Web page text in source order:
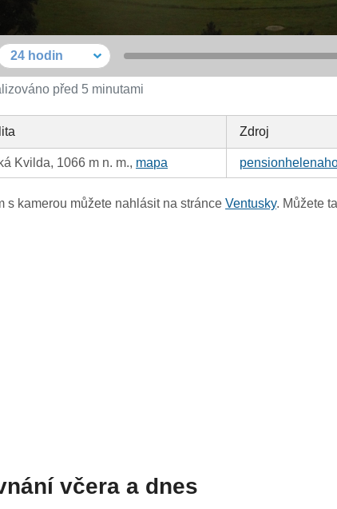
24 hodin
před 5 minutami
Zdroj
Kvilda, 1066 m n. m., mapa
s kamerou můžete nahlásit na stránceVentusky. Můžete
včera a dnes